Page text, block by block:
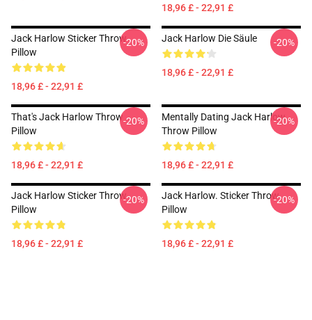
18,96 £ - 22,91 £
Jack Harlow Sticker Throw
Pillow
18,96 £ - 22,91 £
-20% Jack Harlow Die Säule
18,96 £ - 22,91 £
-20%
That's Jack Harlow Throw
Pillow
18,96 £ - 22,91 £
-20%
Mentally Dating Jack Harlow
Throw Pillow
18,96 £ - 22,91 £
-20%
Jack Harlow Sticker Throw
Pillow
18,96 £ - 22,91 £
-20%
Jack Harlow. Sticker Throw
Pillow
18,96 £ - 22,91 £
-20%